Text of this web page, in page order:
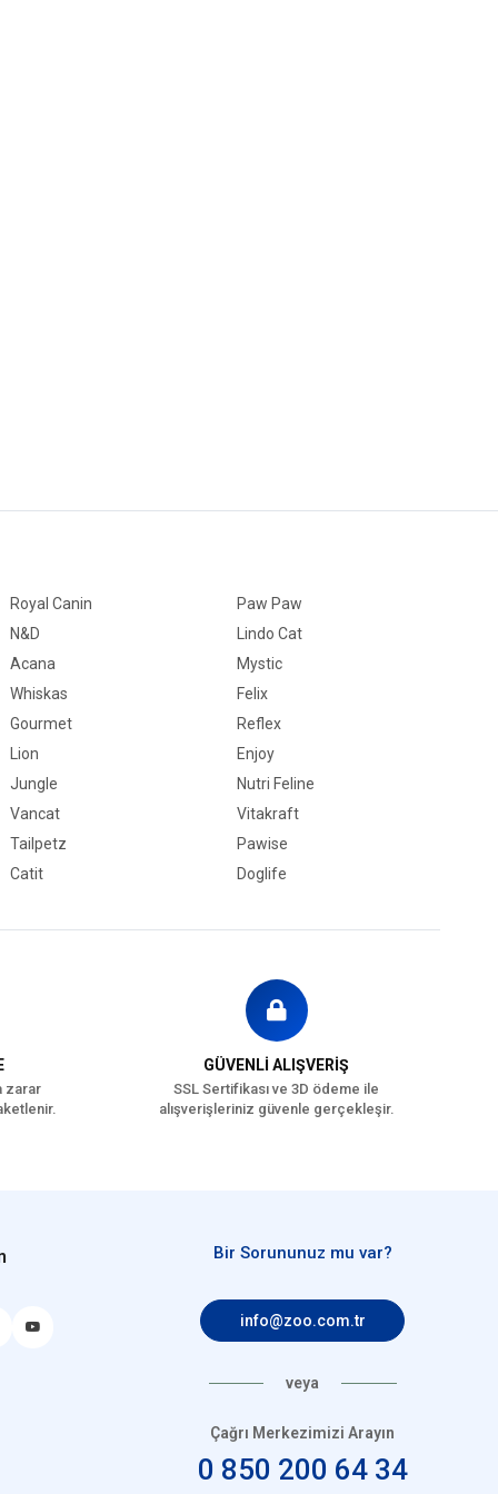
Royal Canin
Paw Paw
N&D
Lindo Cat
Acana
Mystic
Whiskas
Felix
Gourmet
Reflex
Lion
Enjoy
Jungle
Nutri Feline
Vancat
Vitakraft
Tailpetz
Pawise
Catit Doglife
zarar
GÜVENLİ ALIŞVERİŞ
SSL Sertifikası ve 3D ödeme ile
alışverişleriniz güvenle gerçekleşir.
Bir Sorununuz mu var?
info@zoo.com.tr
veya
Çağrı Merkezimizi Arayın
0 850 200 64 34